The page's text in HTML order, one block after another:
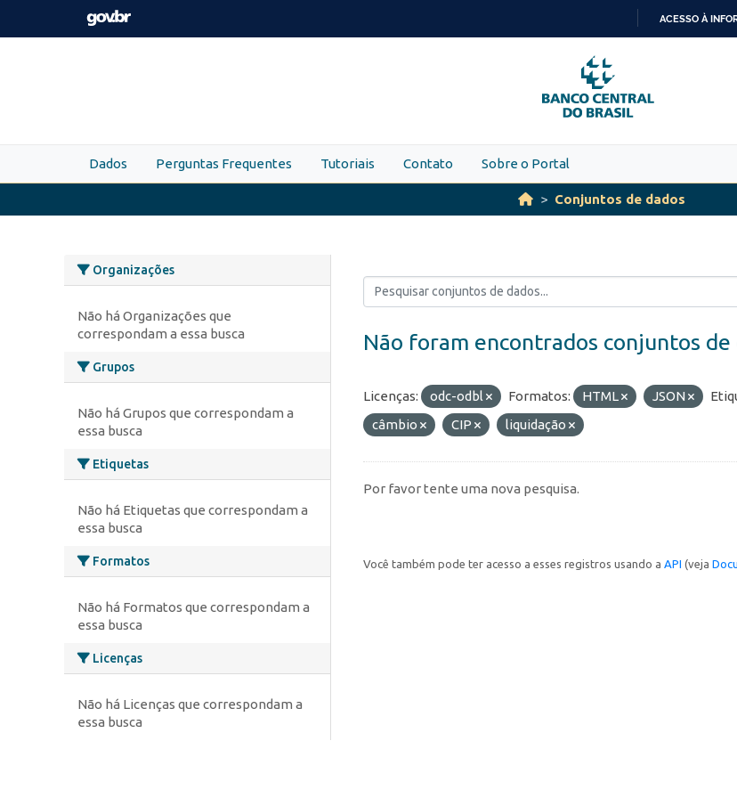
Skip to main content
PARA
O
CONTEÚDO
ACESSO À
Dados Perguntas Frequentes Tutoriais Contato Sobre o Portal
Conjuntos de dados
Organizações
Não há Organizações que
correspondam a essa busca
Grupos
Não há Grupos que correspondam a
essa busca
Etiquetas
Não há Etiquetas que correspondam a
essa busca
Formatos
Não há Formatos que correspondam a
essa busca
Licenças
Não há Licenças que correspondam a
essa busca
Não foram encontrados conjuntos de
Licenças: odc-odbl Formatos: HTML JSON
câmbio
CIP liquidação
Por favor tente uma nova pesquisa.
Você também pode ter acesso a esses registros usando a API (veja